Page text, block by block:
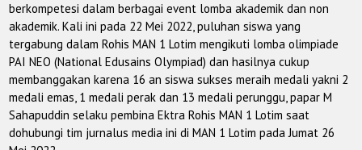
berkompetesi dalam berbagai event lomba akademik dan non
akademik. Kali ini pada 22 Mei 2022, puluhan siswa yang
tergabung dalam Rohis MAN 1 Lotim mengikuti lomba olimpiade
PAI NEO (National Edusains Olympiad) dan hasilnya cukup
membanggakan karena 16 an siswa sukses meraih medali yakni 2
medali emas, 1 medali perak dan 13 medali perunggu, papar M
Sahapuddin selaku pembina Ektra Rohis MAN 1 Lotim saat
dohubungi tim jurnalus media ini di MAN 1 Lotim pada Jumat 26